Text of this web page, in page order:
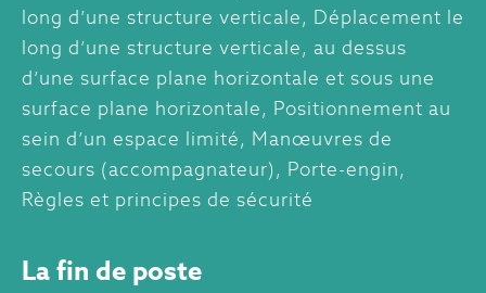
long d’une structure verticale, Déplacement le
long d’une structure verticale, au dessus
d’une surface plane horizontale et sous une
surface plane horizontale, Positionnement au
sein d’un espace limité, Manœuvres de
secours (accompagnateur), Porte-engin,
Règles et principes de sécurité
La fin de poste